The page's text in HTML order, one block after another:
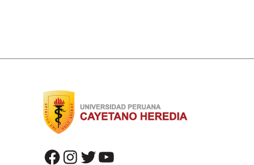
facebook instagram twitter youtube